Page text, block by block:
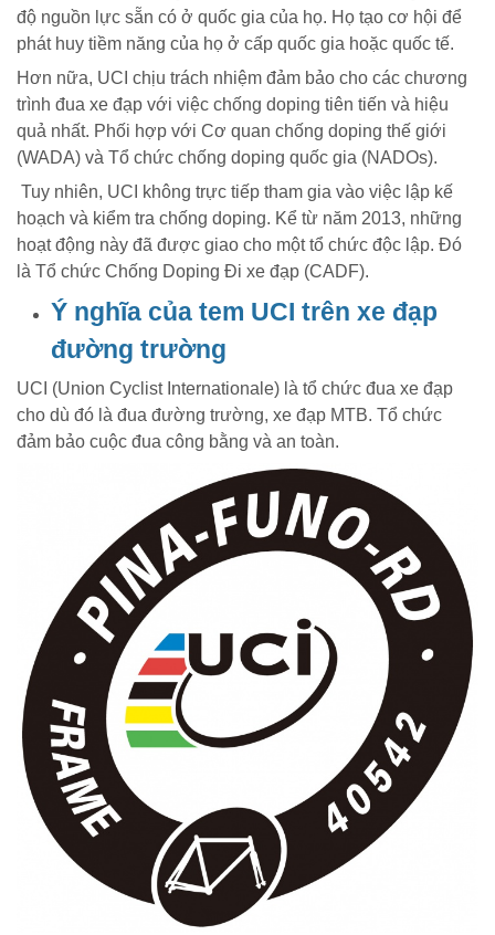
độ nguồn lực sẵn có ở quốc gia của họ. Họ tạo cơ hội để
phát huy tiềm năng của họ ở cấp quốc gia hoặc quốc tế.
Hơn nữa, UCI chịu trách nhiệm đảm bảo cho các chương
trình đua xe đạp với việc chống doping tiên tiến và hiệu
quả nhất. Phối hợp với Cơ quan chống doping thế giới
(WADA) và Tổ chức chống doping quốc gia (NADOs).
Tuy nhiên, UCI không trực tiếp tham gia vào việc lập kế
hoạch và kiểm tra chống doping. Kể từ năm 2013, những
hoạt động này đã được giao cho một tổ chức độc lập. Đó
là Tổ chức Chống Doping Đi xe đạp (CADF).
Ý nghĩa của tem UCI trên xe đạp
đường trường
UCI (Union Cyclist Internationale) là tổ chức đua xe đạp
cho dù đó là đua đường trường, xe đạp MTB. Tổ chức
đảm bảo cuộc đua công bằng và an toàn.